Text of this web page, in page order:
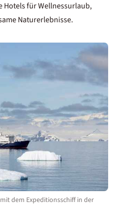
Hotels fürWellnessurlaub,
Naturerlebnisse.
dem Expeditionsschiff in der